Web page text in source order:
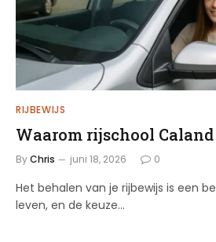
RIJBEWIJS
Waarom rijschool
ByChris juni 18, 2026 0
Het behalen van je rijbewijs is een
leven, en de keuze…